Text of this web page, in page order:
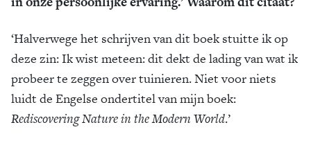
‘Halverwege het schrijven van dit boek stuitte ik op
deze zin: Ik wist meteen: dit dekt de lading van wat ik
probeer te zeggen over tuinieren. Niet voor niets
luidt de Engelse ondertitel van mijn boek:
Rediscovering Nature in the Modern World.’